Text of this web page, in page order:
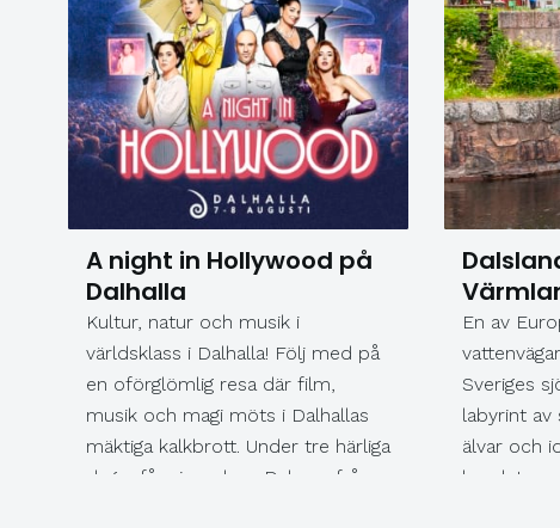
A night in Hollywood på
Dalhalla
Kultur, natur och musik i
världsklass i Dalhalla! Följ med på
en oförglömlig resa där film,
musik och magi möts i Dalhallas
mäktiga kalkbrott. Under tre härliga
dagar får vi uppleva Dalarna från
En av
Sveriges
labyrint av
älvar och